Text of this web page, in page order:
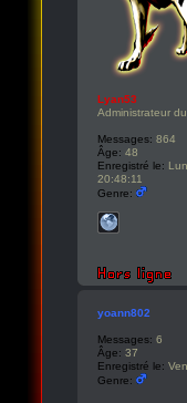
Lyan53
Administrateur
Messages: 864
Âge: 48
Enregistré le:
20:48:11
Genre:
yoann802
Messages: 6
Âge: 37
Enregistré le:
Genre: